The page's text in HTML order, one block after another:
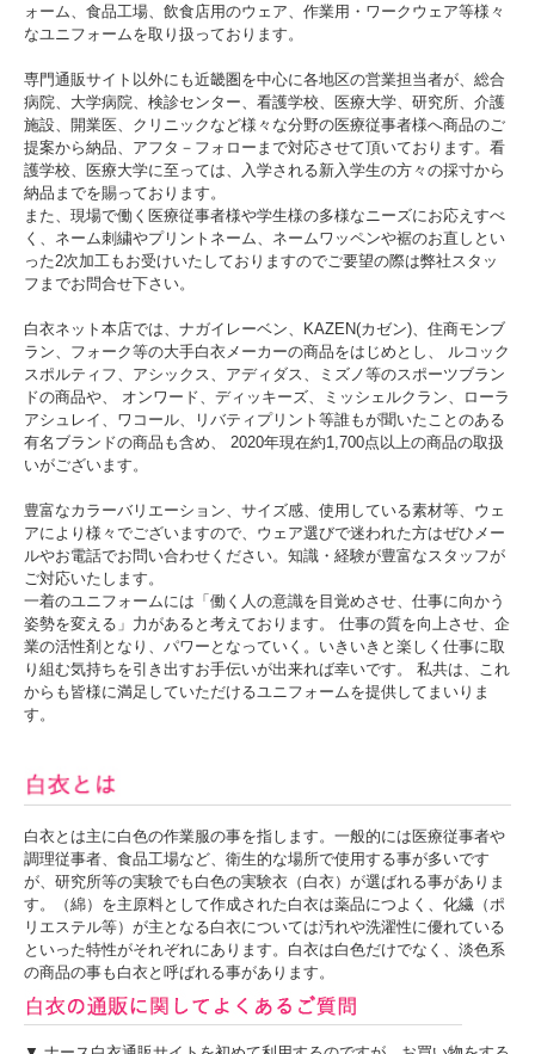
ォーム、食品工場、飲食店用のウェア、作業用・ワークウェア等様々
なユニフォームを取り扱っております。
専門通販サイト以外にも近畿圏を中心に各地区の営業担当者が、総合
病院、大学病院、検診センター、看護学校、医療大学、研究所、介護
施設、開業医、クリニックなど様々な分野の医療従事者様へ商品のご
提案から納品、アフタ－フォローまで対応させて頂いております。看
護学校、医療大学に至っては、入学される新入学生の方々の採寸から
納品までを賜っております。
また、現場で働く医療従事者様や学生様の多様なニーズにお応えすべ
く、ネーム刺繍やプリントネーム、ネームワッペンや裾のお直しとい
った2次加工もお受けいたしておりますのでご要望の際は弊社スタッ
フまでお問合せ下さい。
白衣ネット本店では、ナガイレーベン、KAZEN(カゼン)、住商モンブ
ラン、フォーク等の大手白衣メーカーの商品をはじめとし、 ルコック
スポルティフ、アシックス、アディダス、ミズノ等のスポーツブラン
ドの商品や、 オンワード、ディッキーズ、ミッシェルクラン、ローラ
アシュレイ、ワコール、リバティプリント等誰もが聞いたことのある
有名ブランドの商品も含め、 2020年現在約1,700点以上の商品の取扱
いがございます。
豊富なカラーバリエーション、サイズ感、使用している素材等、ウェ
アにより様々でございますので、ウェア選びで迷われた方はぜひメー
ルやお電話でお問い合わせください。知識・経験が豊富なスタッフが
ご対応いたします。
一着のユニフォームには「働く人の意識を目覚めさせ、仕事に向かう
姿勢を変える」力があると考えております。 仕事の質を向上させ、企
業の活性剤となり、パワーとなっていく。いきいきと楽しく仕事に取
り組む気持ちを引き出すお手伝いが出来れば幸いです。 私共は、これ
からも皆様に満足していただけるユニフォームを提供してまいりま
す。
白衣とは主に白色の作業服の事を指します。一般的には医療従事者や
調理従事者、食品工場など、衛生的な場所で使用する事が多いです
が、研究所等の実験でも白色の実験衣（白衣）が選ばれる事がありま
す。（綿）を主原料として作成された白衣は薬品につよく、化繊（ポ
リエステル等）が主となる白衣については汚れや洗濯性に優れている
といった特性がそれぞれにあります。白衣は白色だけでなく、淡色系
の商品の事も白衣と呼ばれる事があります。